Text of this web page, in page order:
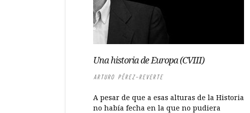
Una historia de Europa (CVIII)
ARTURO PÉREZ-REVERTE
A pesar de que a esas alturas de la Historia
no había fecha en la que no pudiera